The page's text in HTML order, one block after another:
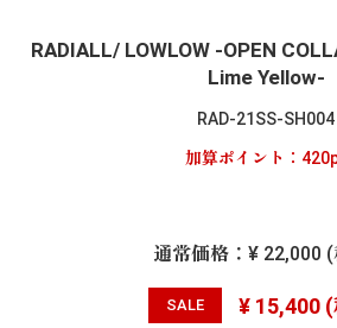
RADIALL/ LOWLOW -OPEN
Lime Yellow-
RAD-21SS-SH004
加算ポイント： 420
通常価格： ¥ 22,000
SALE ¥ 15,400(